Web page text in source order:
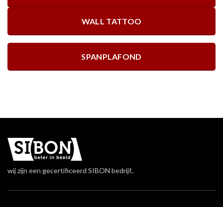
WALL TATTOO
SPANPLAFOND
wij zijn een gecertificeerd SIBON bedrijf..